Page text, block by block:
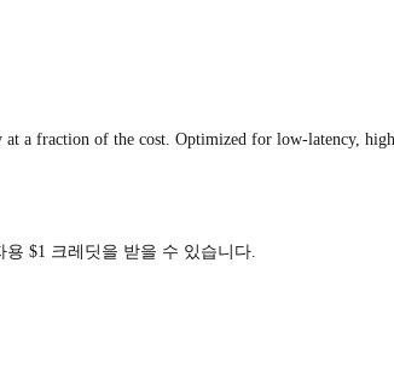
a fraction of the cost. Optimized for low-latency,
$1 크레딧을 받을 수 있습니다.